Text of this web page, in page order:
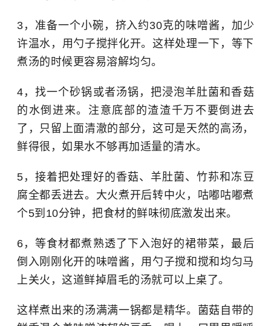
3，准备一个小碗，挤入约30克的味噌酱，加少
许温水，用勺子搅拌化开。这样处理一下，等下
煮汤的时候更容易溶解均匀。
4，找一个砂锅或者汤锅，把浸泡羊肚菌和香菇
的水倒进来。注意底部的渣渣千万不要倒进去
了，只留上面清澈的部分，这可是天然的高汤，
鲜得很，如果水不够再加适量的清水。
5，接着把处理好的香菇、羊肚菌、竹荪和冻豆
腐全都丢进去。大火煮开后转中火，咕嘟咕嘟煮
个5到10分钟，把食材的鲜味彻底激发出来。
6，等食材都煮熟透了下入泡好的裙带菜，最后
倒入刚刚化开的味噌酱，用勺子搅和搅和均匀马
上关火，这道鲜掉眉毛的汤就可以上桌了。
这样煮出来的汤满满一锅都是精华。菌菇自带的